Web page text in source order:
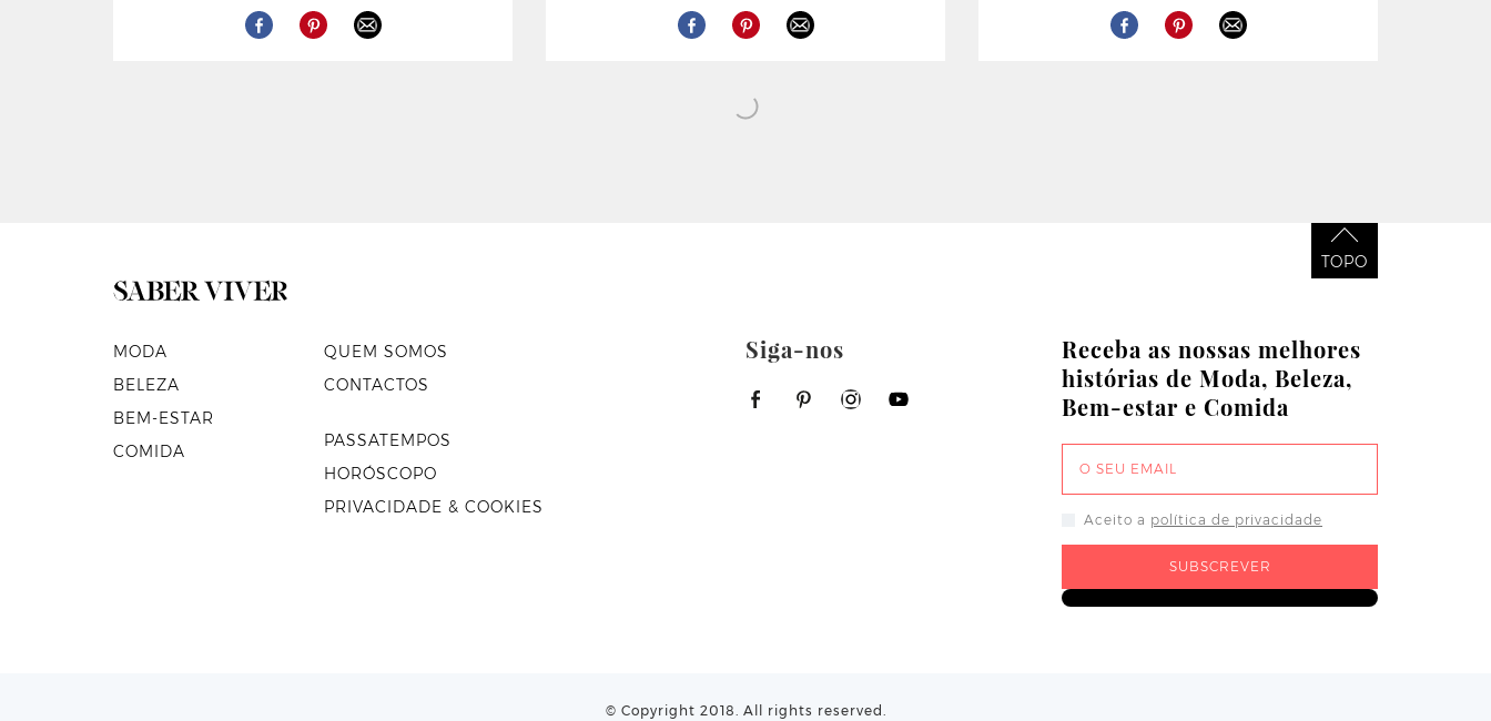
TOPO
MODA
BELEZA
BEM-ESTAR
COMIDA
QUEM SOMOS
CONTACTOS
PASSATEMPOS
HORÓSCOPO
PRIVACIDADE & COOKIES
Siga-nos
Receba as nossas melhores
histórias de Moda, Beleza,
Bem-estar e Comida
Aceito a política de privacidade
© Copyright 2018. All rights reserved.